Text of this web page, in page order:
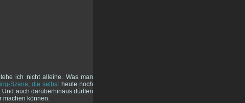
ich nicht alleine. Was man
Szene,die selbst heute noch
auch darüberhinaus dürften
machen können.